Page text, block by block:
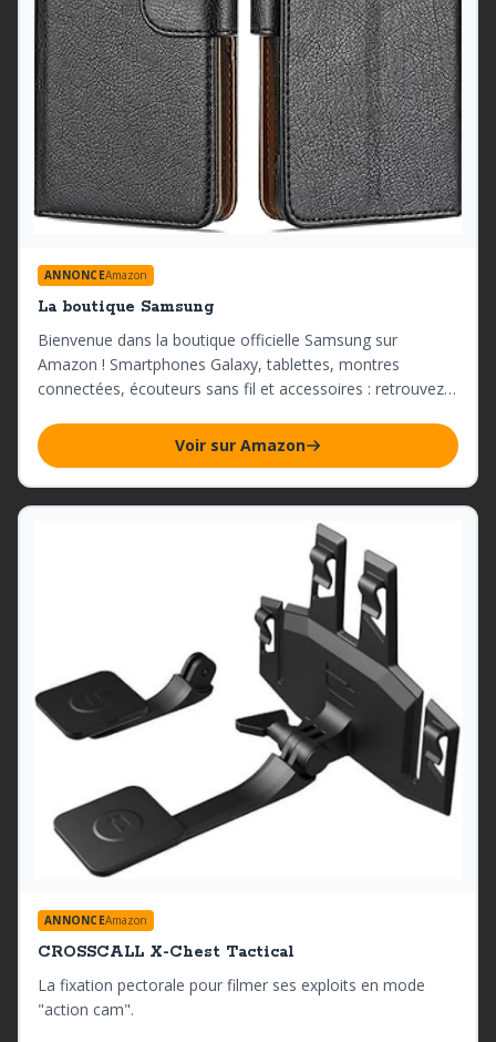
ANNONCEAmazon
La boutique Samsung
Bienvenue dans la boutique officielle Samsung sur
Amazon ! Smartphones Galaxy, tablettes, montres
connectées, écouteurs sans fil et accessoires : retrouvez
Voir sur Amazon
ANNONCEAmazon
CROSSCALL X-Chest Tactical
La fixation pectorale pour filmer ses exploits en mode
"action cam".